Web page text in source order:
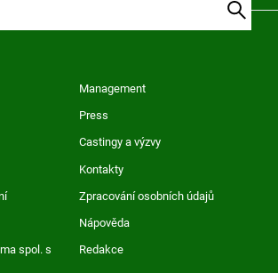
Management
Press
Castingy a výzvy
Kontakty
Zpracování osobních údajů
Nápověda
spol. s
Redakce